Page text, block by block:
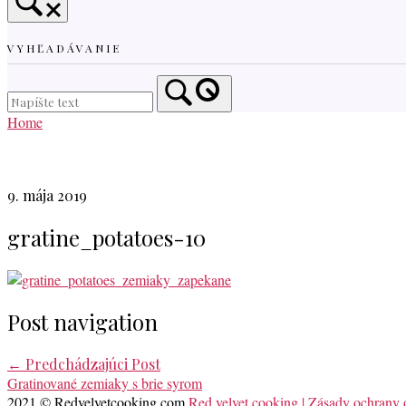
VYHĽADÁVANIE
Home
9. mája 2019
gratine_potatoes-10
Post navigation
← Predchádzajúci Post
Gratinované zemiaky s brie syrom
2021 © Redvelvetcooking.com.Red velvet cooking | Zásady ochrany